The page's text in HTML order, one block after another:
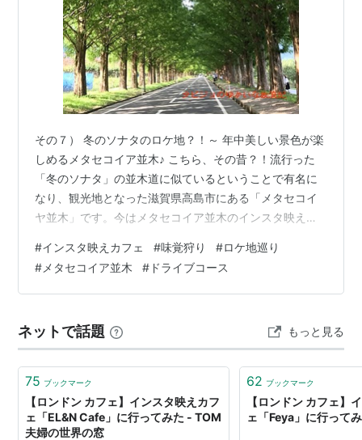
その７） 冬のソナタのロケ地？！～ 年中美しい景色が楽
しめるメタセコイア並木♪ こちら、その昔？！流行った
「冬のソナタ」の並木道に似ているということで有名に
なり、観光地となった滋賀県高島市にある「メタセコイ
ヤ並木」です。今はメタセコイア並木のインスタ映えス
全長2.4ｋｍにわたって、約500本が植えられているとい
うから、圧巻です。 そもそもメタセコイアとは「化石植
物」と言われ、絶滅したと考えられていた植物だったそ
うで、ヒノキ科の落葉針葉樹です。 高さが25～30ｍにも
なると言われており、ご覧の…
#インスタ映えカフェ #味覚狩り #ロケ地巡り
# メタセコイア並木 # ドライブコース
ネットで話題 もっと見る
75 ブックマーク
【ロンドン カフェ】インスタ映えカフ
ェ「EL&N Cafe」に行ってみた - TOM
夫婦の世界の窓
62 ブックマーク
【ロンドン カフェ】
ェ「Feya」に行って